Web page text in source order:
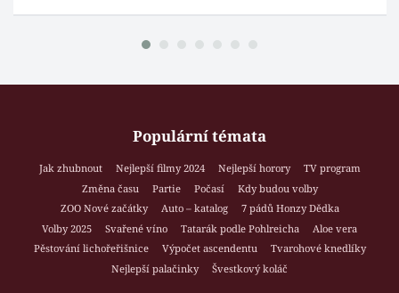
Populární témata
Jak zhubnout Nejlepší filmy 2024 Nejlepší horory
TV program
Změna času
Partie Počasí
Kdy budou volby
ZOO Nové začátky
Auto – katalog
7 pádů Honzy Dědka
Volby 2025
Svařené víno Tatarák podle Pohlreicha
Aloe vera
Pěstování lichořeřišnice
Výpočet ascendentu
Tvarohové knedlíky
Nejlepší palačinky
Švestkový koláč